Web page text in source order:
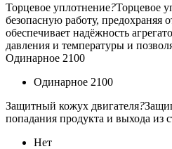
Торцевое уплотнение?Торцевое
безопасную работу, предохраняя
обеспечивает надёжность
давления и температуры и
Одинарное 2100
Одинарное 2100
Защитный кожух двигателя?
попадания продукта и выхода из
Нет